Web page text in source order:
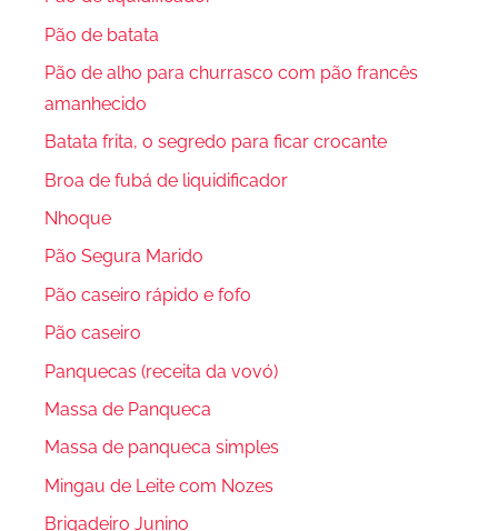
Pão de batata
Pão de alho para churrasco com pão francês
amanhecido
Batata frita, o segredo para ficar crocante
Broa de fubá de liquidificador
Nhoque
Pão Segura Marido
Pão caseiro rápido e fofo
Pão caseiro
Panquecas (receita da vovó)
Massa de Panqueca
Massa de panqueca simples
Mingau de Leite com Nozes
Brigadeiro Junino